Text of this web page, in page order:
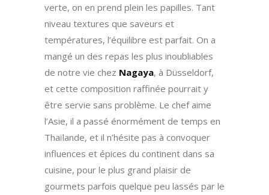
verte, on en prend plein les papilles. Tant
niveau textures que saveurs et
températures, l’équilibre est parfait. On a
mangé un des repas les plus inoubliables
de notre vie chez Nagaya, à Düsseldorf,
et cette composition raffinée pourrait y
être servie sans problème. Le chef aime
l’Asie, il a passé énormément de temps en
Thaïlande, et il n’hésite pas à convoquer
influences et épices du continent dans sa
cuisine, pour le plus grand plaisir de
gourmets parfois quelque peu lassés par le